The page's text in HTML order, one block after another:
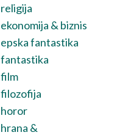
religija
ekonomija & biznis
epska fantastika
fantastika
film
filozofija
horor
hrana &